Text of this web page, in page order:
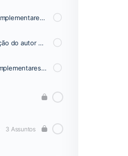
04/09/2022 | Textos Complementares | Vídeo 01
Transcrição da intervenção do autor 04/09/2022
11/09/2022 | Textos Complementares | Vídeo 02
3 Assuntos